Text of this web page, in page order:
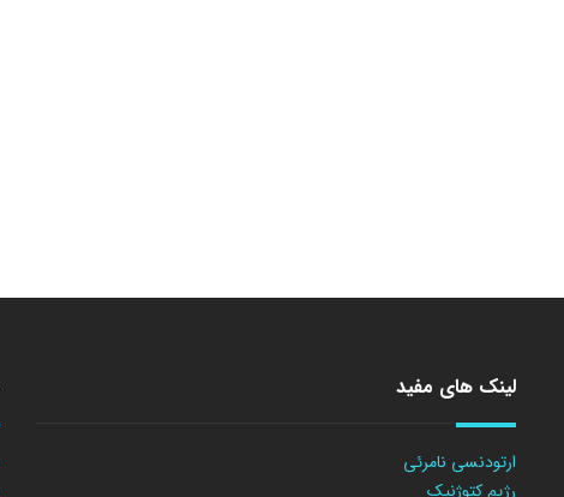
لینک های مفید
ارتودنسی نامرئی
رژیم کتوژنیک